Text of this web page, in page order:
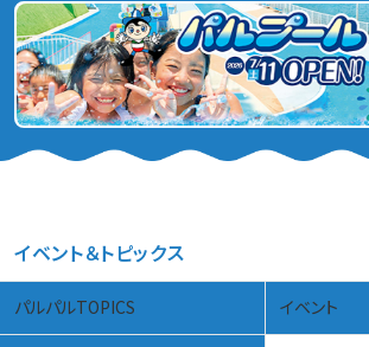
イベント＆トピックス
パルパルTOPICS イベント